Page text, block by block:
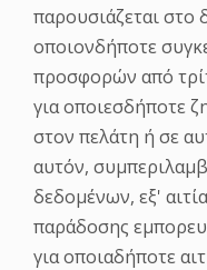
παρουσιάζεται στο
οποιονδήποτε
προσφορών από
για οποιεσδήποτε
στον πελάτη ή σε
αυτόν,
δεδομένων, εξ'
παράδοσης
για οποιαδήποτε